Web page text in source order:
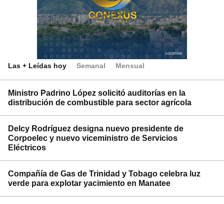
Las + Leídas hoy Semanal Mensual
Ministro Padrino López solicitó auditorías en la
distribución de combustible para sector agrícola
Delcy Rodríguez designa nuevo presidente de
Corpoelec y nuevo viceministro de Servicios
Eléctricos
Compañía de Gas de Trinidad y Tobago celebra luz
verde para explotar yacimiento en Manatee